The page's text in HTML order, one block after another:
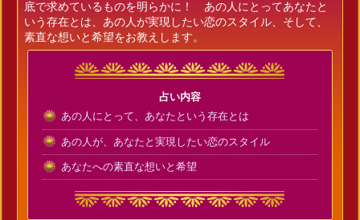
底で求めているものを明らかに！ あの人にとってあなたと
いう存在とは、あの人が実現したい恋のスタイル、そして、
素直な想いと希望をお教えします。
占い内容
あの人にとって、あなたという存在とは
あの人が、あなたと実現したい恋のスタイル
あなたへの素直な想いと希望